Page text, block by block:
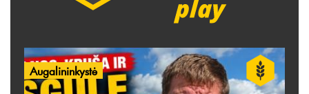
Augalininkystė